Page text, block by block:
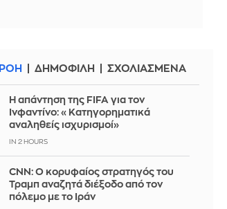
ΡΟΗ ΔΗΜΟΦΙΛΗ ΣΧΟΛΙΑΣΜΕΝΑ
Η απάντηση της FIFA για τον
Ινφαντίνο: «Κατηγορηματικά
αναληθείς ισχυρισμοί»
IN 2 HOURS
CNN: Ο κορυφαίος στρατηγός του
Τραμπ αναζητά διέξοδο από τον
πόλεμο με το Ιράν